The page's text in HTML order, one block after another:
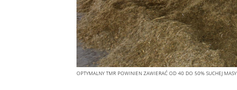
OPTYMALNY TMR POWINIEN ZAWIERAĆ OD 40 DO 50% SUCHEJ MASY